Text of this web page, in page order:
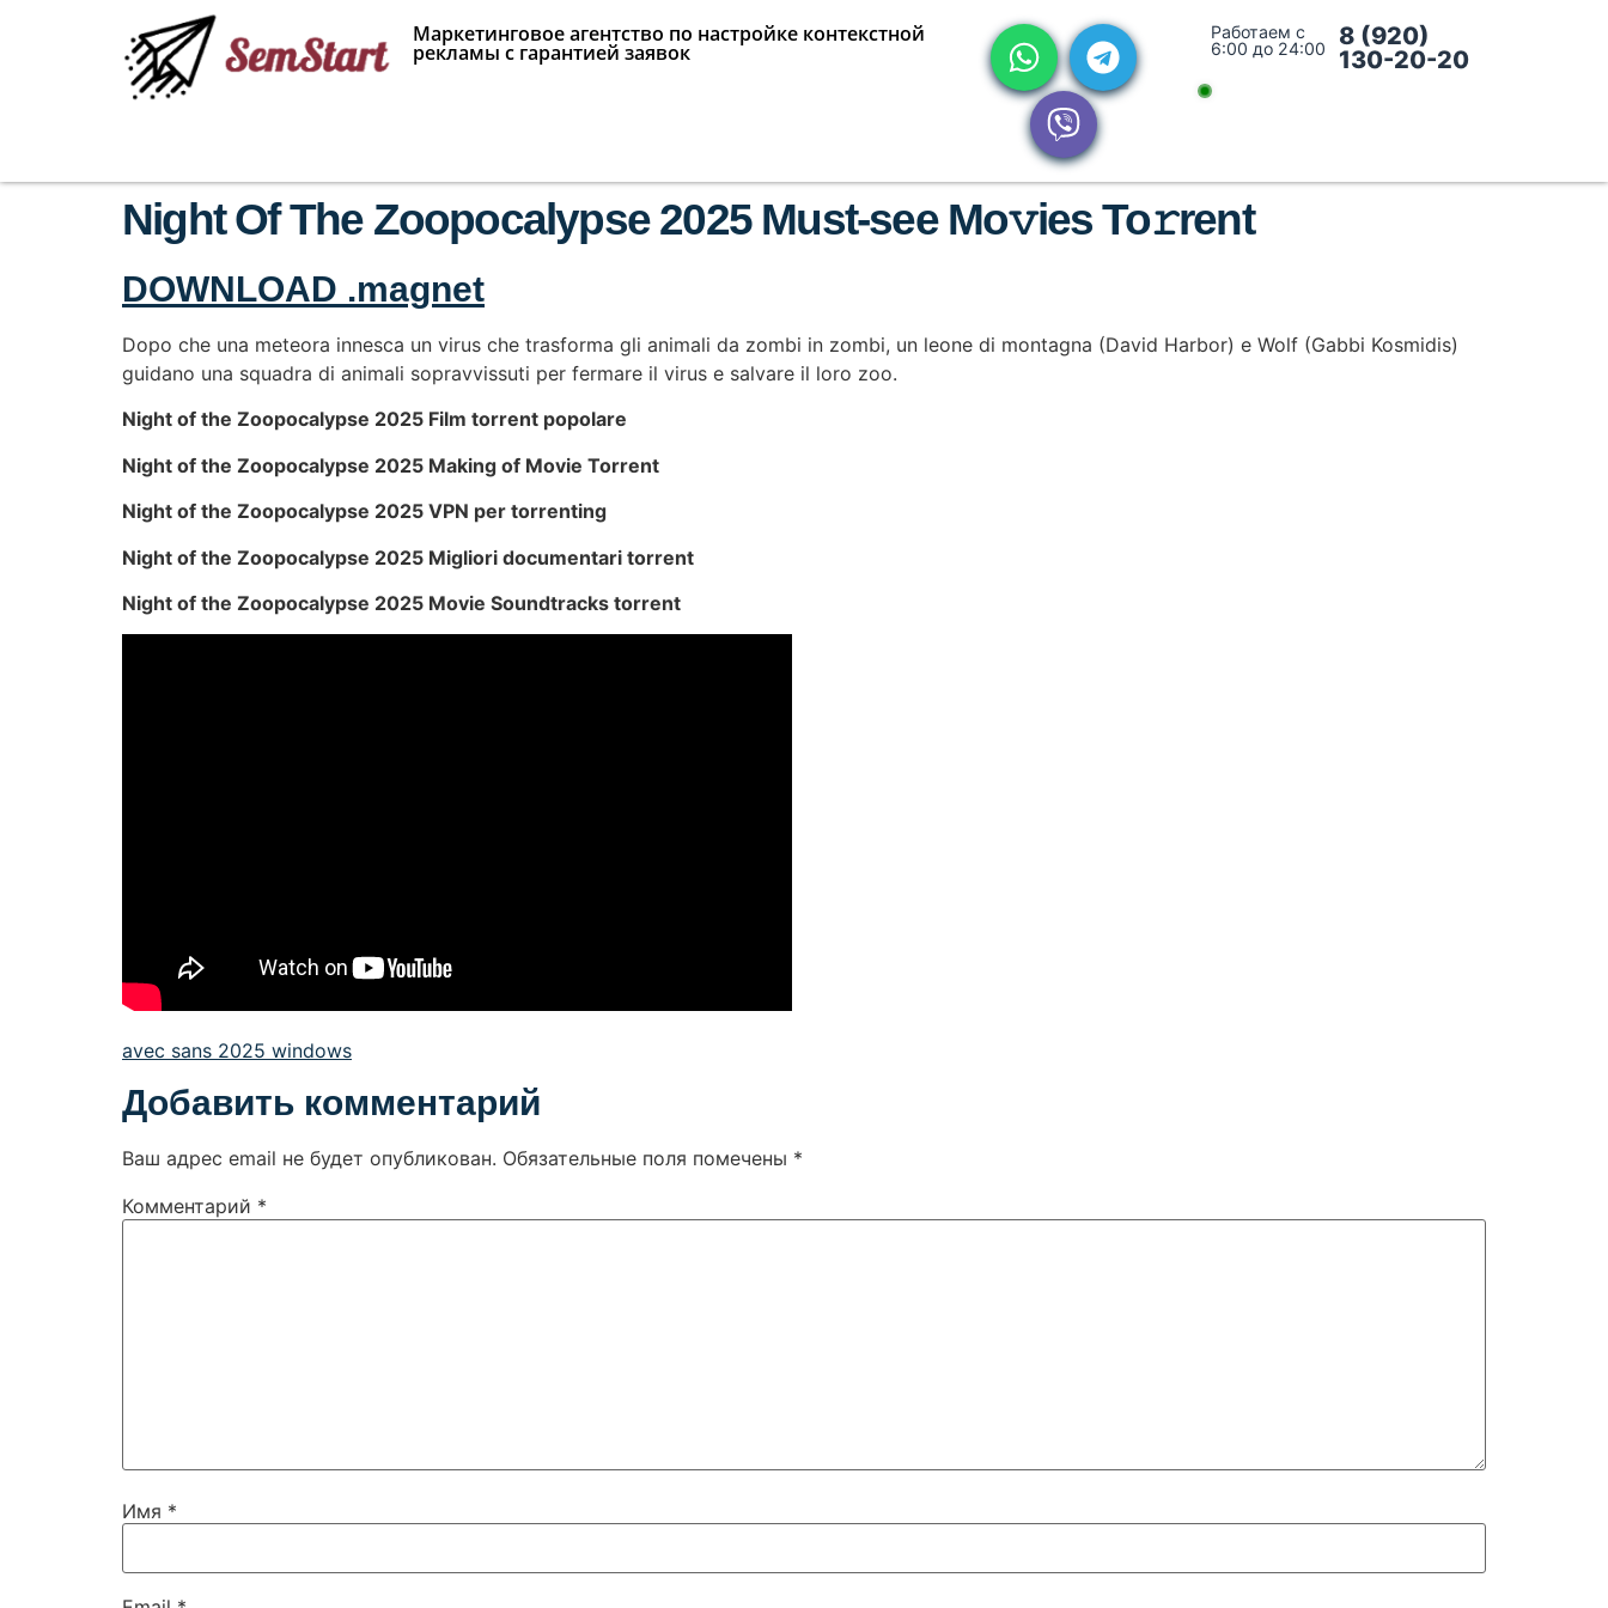
Маркетинговое агентство по настройке контекстной
рекламы с гарантией заявок
Работаем с
6:00 до 24:00
8 (920)
130-20-20
Night Of The Zoopocalypse 2025 Must-see Mo𝚟ies To𝚛rent
DOWNLOAD .magnet
Dopo che una meteora innesca un virus che trasforma gli animali da zombi in zombi, un leone di montagna (David Harbor) e Wolf (Gabbi Kosmidis)
guidano una squadra di animali sopravvissuti per fermare il virus e salvare il loro zoo.
Night of the Zoopocalypse 2025 Film torrent popolare
Night of the Zoopocalypse 2025 Making of Movie Torrent
Night of the Zoopocalypse 2025 VPN per torrenting
Night of the Zoopocalypse 2025 Migliori documentari torrent
Night of the Zoopocalypse 2025 Movie Soundtracks torrent
avec sans 2025 windows
Добавить комментарий
Ваш адрес email не будет опубликован. Обязательные поля помечены *
Комментарий *
Имя *